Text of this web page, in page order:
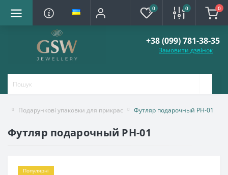
0 0 0
+38 (099) 781-38-35
Замовити дзвінок
Подарункові упаковки для прикрас Футляр подарочный PH-01
Футляр подарочный PH-01
Популярні